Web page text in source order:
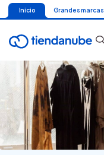
Inicio Grandes marcas